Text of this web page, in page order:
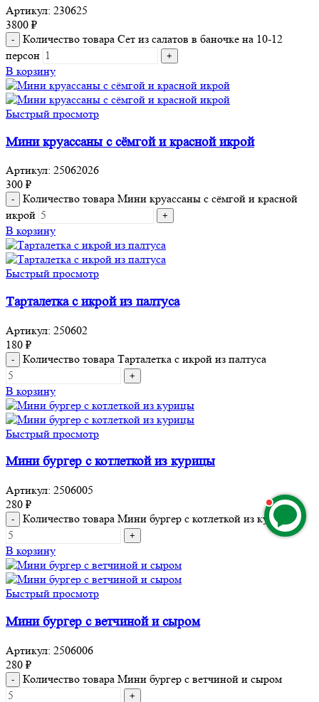
Артикул: 230625
3800 ₽
Количество товара Сет из салатов в баночке на 10-12
персон
В корзину
Быстрый просмотр
Мини круассаны с сёмгой и красной икрой
Артикул: 25062026
300 ₽
Количество товара Мини круассаны с сёмгой и красной
икрой
В корзину
Быстрый просмотр
Тарталетка с икрой из палтуса
Артикул: 250602
180 ₽
Количество товара Тарталетка с икрой из палтуса
В корзину
Быстрый просмотр
Мини бургер с котлеткой из курицы
Артикул: 2506005
280 ₽
Количество товара Мини бургер с котлеткой из курицы
В корзину
Быстрый просмотр
Мини бургер с ветчиной и сыром
Артикул: 2506006
280 ₽
Количество товара Мини бургер с ветчиной и сыром